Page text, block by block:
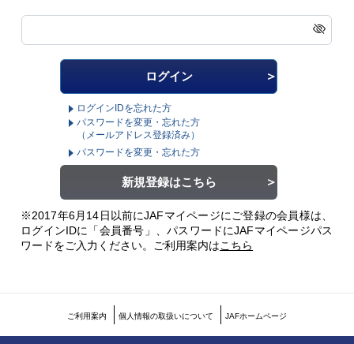
ログインIDを忘れた方
パスワードを変更・忘れた方
（メールアドレス登録済み）
パスワードを変更・忘れた方
新規登録はこちら
※2017年6月14日以前にJAFマイページにご登録の会員様は、
ログインIDに「会員番号」、パスワードにJAFマイページパス
ワードをご入力ください。 ご利用案内はこちら
ご利用案内 個人情報の取扱いについて JAFホームページ